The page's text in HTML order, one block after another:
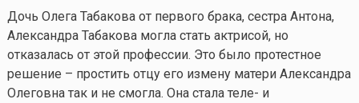
Дочь Олега Табакова от первого брака, сестра Антона,
Александра Табакова могла стать актрисой, но
отказалась от этой профессии. Это было протестное
решение – простить отцу его измену матери Александра
Олеговна так и не смогла. Она стала теле- и